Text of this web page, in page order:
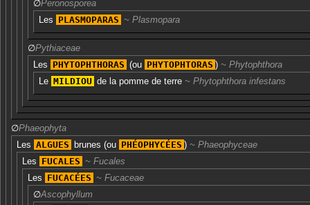
∅Peronosporea
Les PLASMOPARAS Plasmopara
∅Pythiaceae
Les PHYTOPHTHORAS (ou PHYTOPHTORAS )
Phytophthora
Le MILDIOU de la pomme de terre Phytophthora infestans
∅Phaeophyta
Les ALGUES brunes (ou PHÉOPHYCÉES )
Phaeophyceae
Les FUCALES
Fucales
Les FUCACÉES
Fucaceae
∅Ascophyllum